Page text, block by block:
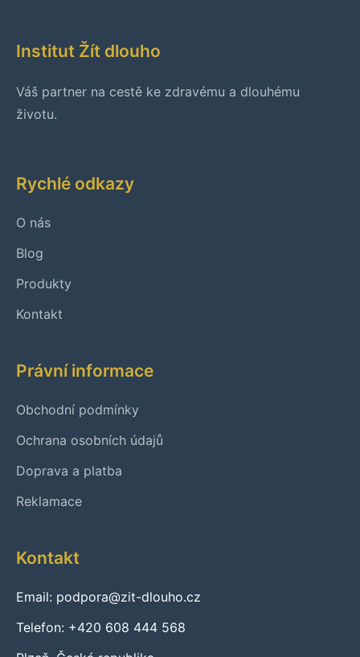
Institut Žít dlouho
Váš partner na cestě ke zdravému a dlouhému
životu.
Rychlé odkazy
O nás
Blog
Produkty
Kontakt
Právní informace
Obchodní podmínky
Ochrana osobních údajů
Doprava a platba
Reklamace
Kontakt
Email: podpora@zit-dlouho.cz
Telefon: +420 608 444 568